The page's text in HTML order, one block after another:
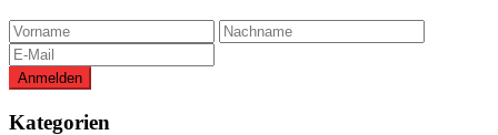
Kategorien